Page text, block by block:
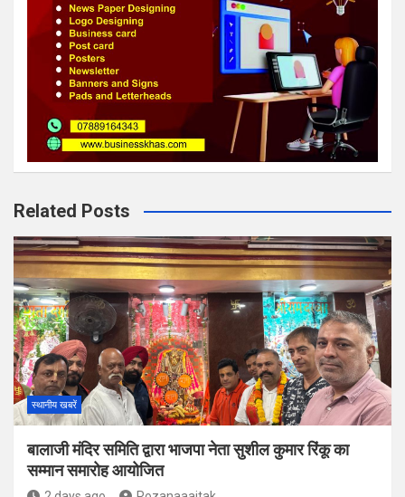
Related Posts
स्थानीय खबरें
बालाजी मंदिर समिति द्वारा भाजपा नेता सुशील कुमार रिंकू का
सम्मान समारोह आयोजित